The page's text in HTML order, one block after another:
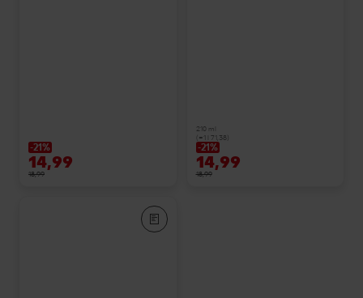
-21%
14,99
18,99
210 ml
(=1 l 71,38)
-21%
14,99
18,99